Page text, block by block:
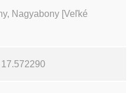
Nagyabony [Veľké